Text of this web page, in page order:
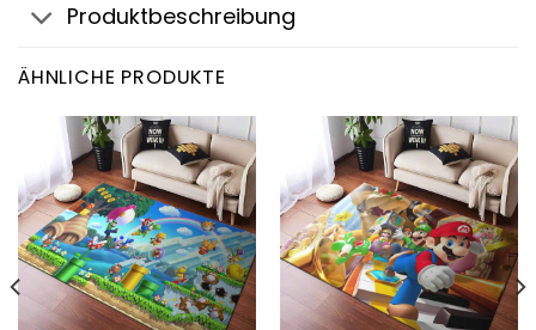
Produktbeschreibung
ÄHNLICHE PRODUKTE